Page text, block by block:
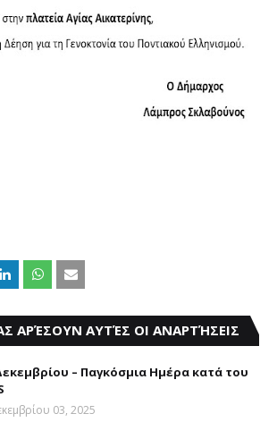
ΑΡΈΣΟΥΝ ΑΥΤΈΣ ΟΙ ΑΝΑΡΤΉΣΕΙΣ
– Παγκόσμια Ημέρα κατά του
03, 2025